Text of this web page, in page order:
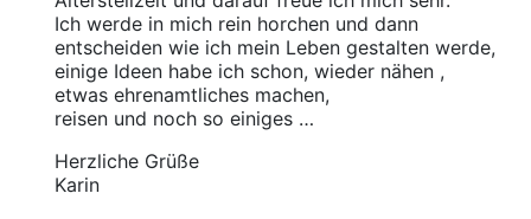
Ich werde in mich rein horchen und dann
entscheiden wie ich mein Leben gestalten werde,
einige Ideen habe ich schon, wieder nähen ,
etwas ehrenamtliches machen,
reisen und noch so einiges …
Herzliche Grüße
Karin